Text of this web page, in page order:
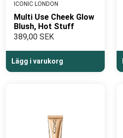
ICONIC LONDON
Multi Use Cheek Glow
Blush, Hot Stuff
389,00 SEK
Lägg i varukorg